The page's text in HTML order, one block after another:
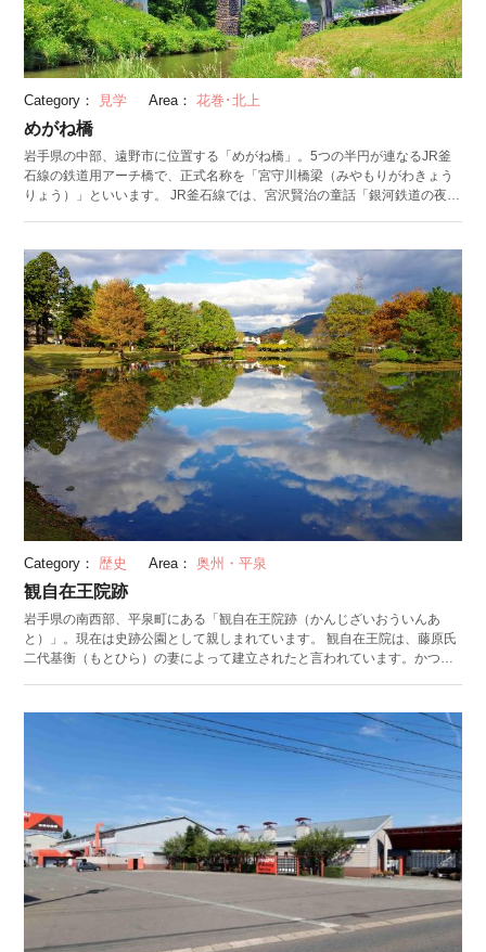
Category： 見学 Area： 花巻･北上
めがね橋
岩手県の中部、遠野市に位置する「めがね橋」。5つの半円が連なるJR釜
石線の鉄道用アーチ橋で、正式名称を「宮守川橋梁（みやもりがわきょう
りょう）」といいます。 JR釜石線では、宮沢賢治の童話「銀河鉄道の夜」
また、2009年には恋人の聖地に認定され、多くのカップルが訪れるスポッ
トにもなっています。 春夏冬には橋がイルミネーションでライトアップが
され、幻想的な風景が広がります。近くには「道の駅みやもり」があり、
そこからめがね橋を見上げて楽しむこともできますよ。
Category： 歴史 Area： 奥州・平泉
観自在王院跡
岩手県の南西部、平泉町にある「観自在王院跡（かんじざいおういんあ
と）」。現在は史跡公園として親しまれています。 観自在王院は、藤原氏
二代基衡（もとひら）の妻によって建立されたと言われています。かつ
夢であったとされています。 2月初旬になると、周辺にある中尊寺本堂で
「中尊寺節分会」が行われます。歳男と歳女、大相撲関取を迎え、近隣か